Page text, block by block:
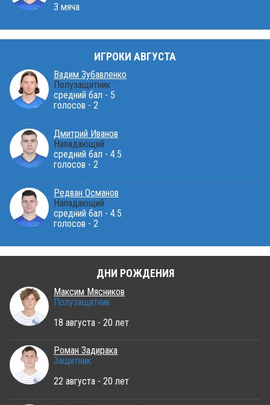
3 мяча
ИГРОКИ АВГУСТА
Вадим Зубавленко
Полузащитник
средний бал - 5
голосов - 2
Дмитрий Иванов
Нападающий
средний бал - 4.5
голосов - 2
Редван Османов
Нападающий
средний бал - 4.5
голосов - 2
ДНИ РОЖДЕНИЯ
Максим Мясников
Полузащитник
18 августа - 20 лет
Роман Задирака
Защитник
22 августа - 20 лет